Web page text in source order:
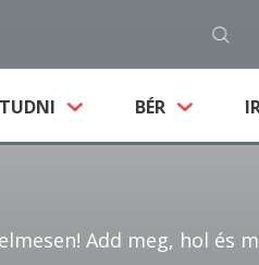
BÉR
Add meg, hol és